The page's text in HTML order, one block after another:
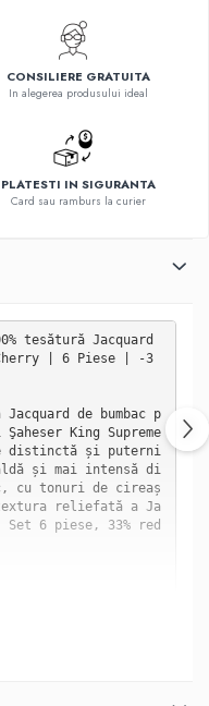
CONSILIERE GRATUITA
In alegerea produsului ideal
PLATESTI IN SIGURANTA
Card sau ramburs la curier
tesătură Jacquard
Cherry | 6 Piese | -3
de bumbac p
King Supreme
distinctă și puterni
și mai intensă di
cu tonuri de cireaș
reliefată a Ja
Set 6 piese, 33% red
50 x 70 cm
50 x 70 cm